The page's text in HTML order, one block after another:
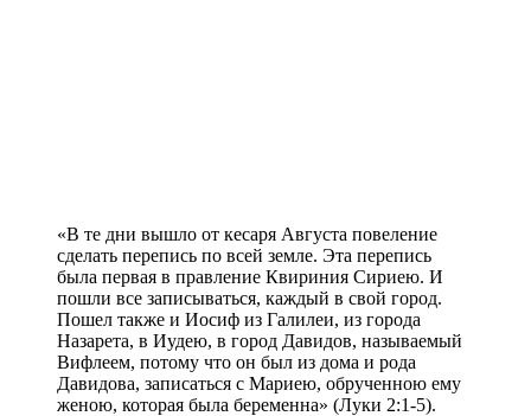
«В те дни вышло от кесаря Августа повеление
сделать перепись по всей земле. Эта перепись
была первая в правление Квириния Сириею. И
пошли все записываться, каждый в свой город.
Пошел также и Иосиф из Галилеи, из города
Назарета, в Иудею, в город Давидов, называемый
Вифлеем, потому что он был из дома и рода
Давидова, записаться с Мариею, обрученною ему
женою, которая была беременна» (Луки 2:1-5).